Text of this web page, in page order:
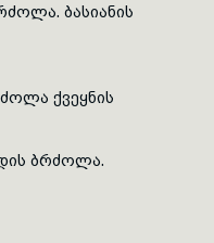
ბასიანის
ქვეყნის
ბრძოლა.